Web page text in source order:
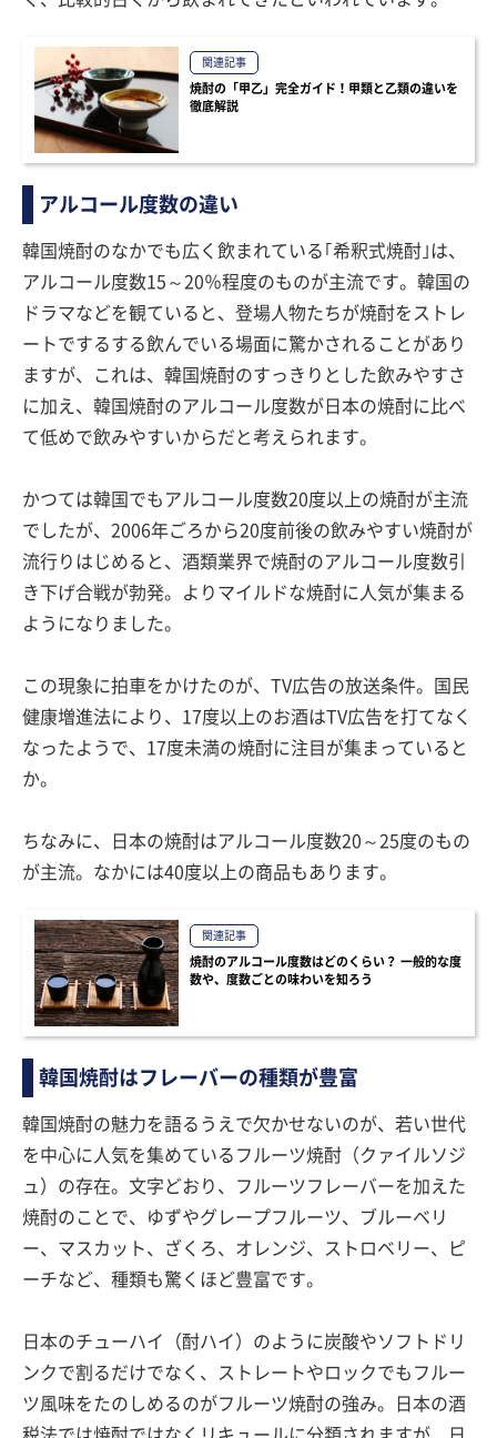
関連記事
焼酎の「甲乙」完全ガイド！甲類と乙類の違いを
徹底解説
アルコール度数の違い
韓国焼酎のなかでも広く飲まれている｢希釈式焼酎｣は、
アルコール度数15～20％程度のものが主流です。韓国の
ドラマなどを観ていると、登場人物たちが焼酎をストレ
ートでするする飲んでいる場面に驚かされることがあり
ますが、これは、韓国焼酎のすっきりとした飲みやすさ
に加え、韓国焼酎のアルコール度数が日本の焼酎に比べ
て低めで飲みやすいからだと考えられます。
かつては韓国でもアルコール度数20度以上の焼酎が主流
でしたが、2006年ごろから20度前後の飲みやすい焼酎が
流行りはじめると、酒類業界で焼酎のアルコール度数引
き下げ合戦が勃発。よりマイルドな焼酎に人気が集まる
ようになりました。
この現象に拍車をかけたのが、TV広告の放送条件。国民
健康増進法により、17度以上のお酒はTV広告を打てなく
なったようで、17度未満の焼酎に注目が集まっていると
か。
ちなみに、日本の焼酎はアルコール度数20～25度のもの
が主流。なかには40度以上の商品もあります。
関連記事
焼酎のアルコール度数はどのくらい？ 一般的な度
数や、度数ごとの味わいを知ろう
韓国焼酎はフレーバーの種類が豊富
韓国焼酎の魅力を語るうえで欠かせないのが、若い世代
を中心に人気を集めているフルーツ焼酎（クァイルソジ
ュ）の存在。文字どおり、フルーツフレーバーを加えた
焼酎のことで、ゆずやグレープフルーツ、ブルーベリ
ー、マスカット、ざくろ、オレンジ、ストロベリー、ピ
ーチなど、種類も驚くほど豊富です。
日本のチューハイ（酎ハイ）のように炭酸やソフトドリ
ンクで割るだけでなく、ストレートやロックでもフルー
ツ風味をたのしめるのがフルーツ焼酎の強み。日本の酒